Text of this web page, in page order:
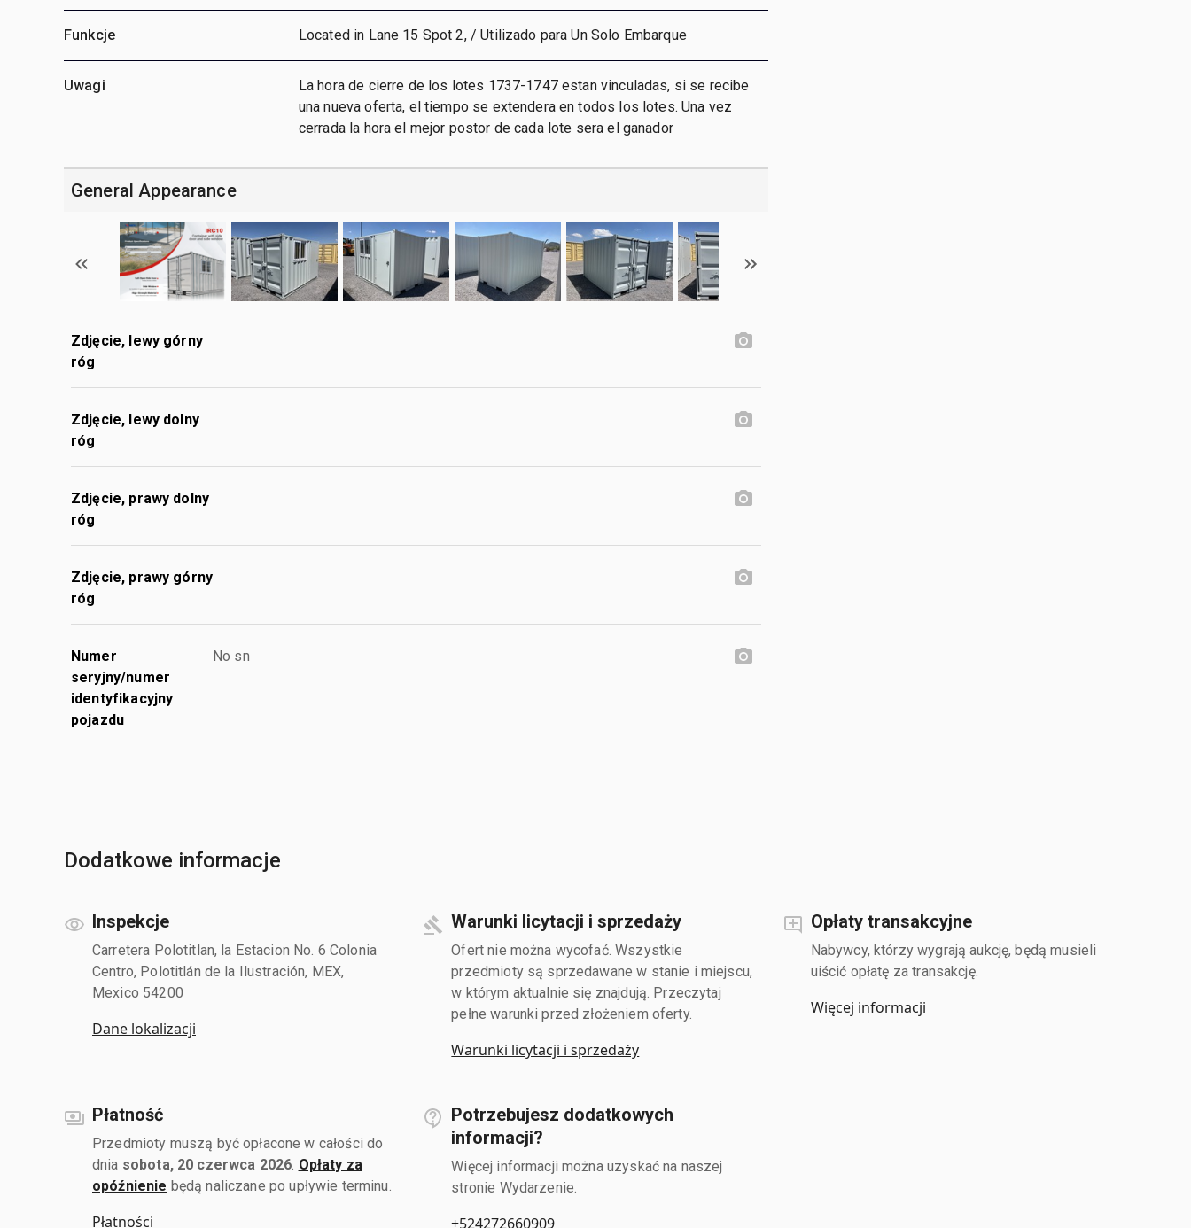
Funkcje Located in Lane 15 Spot 2, / Utilizado para Un Solo Embarque
Uwagi
La hora de cierre de los lotes 1737-1747 estan vinculadas, si se recibe
una nueva oferta, el tiempo se extendera en todos los lotes. Una vez
cerrada la hora el mejor postor de cada lote sera el ganador
General Appearance
Zdjęcie, lewy górny
róg
Zdjęcie, lewy dolny
róg
Zdjęcie, prawy dolny
róg
Zdjęcie, prawy górny
róg
Numer
seryjny/numer
identyfikacyjny
pojazdu
No sn
Dodatkowe informacje
Inspekcje
Carretera Polotitlan, la Estacion No. 6 Colonia
Centro, Polotitlán de la Ilustración, MEX,
Mexico 54200
Dane lokalizacji
Warunki licytacji i sprzedaży
Ofert nie można wycofać. Wszystkie
przedmioty są sprzedawane w stanie i miejscu,
w którym aktualnie się znajdują. Przeczytaj
pełne warunki przed złożeniem oferty.
Warunki licytacji i sprzedaży
Opłaty transakcyjne
Nabywcy, którzy wygrają aukcję, będą musieli
uiścić opłatę za transakcję.
Więcej informacji
Płatność
Przedmioty muszą być opłacone w całości do
dnia sobota, 20 czerwca 2026 Opłaty za
opóźnienie będą naliczane po upływie terminu.
Płatności
Potrzebujesz dodatkowych
informacji?
Więcej informacji można uzyskać na naszej
stronie Wydarzenie.
+524272660909